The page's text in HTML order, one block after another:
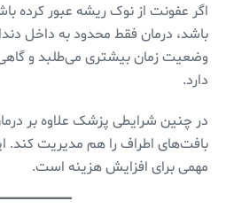
اگر عفونت از نوک ریشه عبور کرده
باشد، درمان فقط محدود به داخل
وضعیت زمان بیشتری می‌طلبد و گاهی
دارد.
در چنین شرایطی پزشک علاوه بر
بافت‌های اطراف را هم مدیریت کند.
مهمی برای افزایش هزینه است.